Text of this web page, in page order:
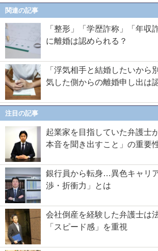
関連の記事
「整形」「学歴詐称」「年
に離婚は認められる？
「浮気相手と結婚したいか
気した側からの離婚申し出は
注目の記事
起業家を目指していた弁護士
本音を聞き出すこと」の重要
銀行員から転身…異色キャリ
渉・折衝力」とは
会社倒産を経験した弁護士は
「スピード感」を重視